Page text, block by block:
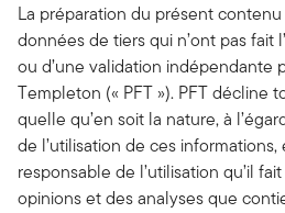
La préparation du présent
données de tiers qui n’ont pas fait
ou d’une validation indépendante
Templeton (« PFT »). PFT décline
quelle qu’en soit la nature, à
de l’utilisation de ces
responsable de l’utilisation qu’il
opinions et des analyses que